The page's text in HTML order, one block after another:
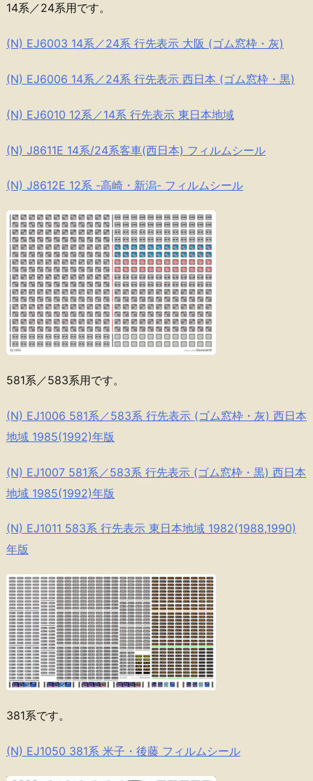
14系／24系用です。
(N) EJ6003 14系／24系 行先表示 大阪 (ゴム窓枠・灰)
(N) EJ6006 14系／24系 行先表示 西日本 (ゴム窓枠・黒)
(N) EJ6010 12系／14系 行先表示 東日本地域
(N) J8611E 14系/24系客車(西日本) フィルムシール
(N) J8612E 12系 -高崎・新潟- フィルムシール
581系／583系用です。
(N) EJ1006 581系／583系 行先表示 (ゴム窓枠・灰) 西日本
地域 1985(1992)年版
(N) EJ1007 581系／583系 行先表示 (ゴム窓枠・黒) 西日本
地域 1985(1992)年版
(N) EJ1011 583系 行先表示 東日本地域 1982(1988,1990)
年版
381系です。
(N) EJ1050 381系 米子・後藤 フィルムシール